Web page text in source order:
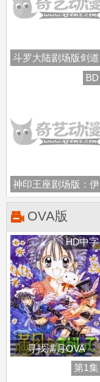
斗罗大陆剧场版剑道
BD
神印王座剧场版：伊
莱克斯传奇
 OVA版
HD中字
寻找满月OVA
第1集